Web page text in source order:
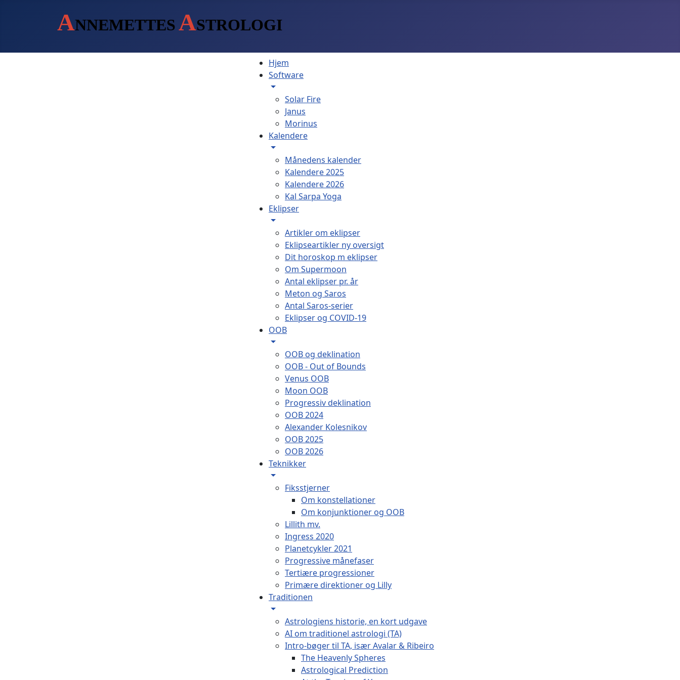
ANNEMETTESASTROLOGI
Hjem
Software
Solar Fire
Janus
Morinus
Kalendere
Månedens kalender
Kalendere 2025
Kalendere 2026
Kal Sarpa Yoga
Eklipser
Artikler om eklipser
Eklipseartikler ny oversigt
Dit horoskop m eklipser
Om Supermoon
Antal eklipser pr. år
Meton og Saros
Antal Saros-serier
Eklipser og COVID-19
OOB
OOB og deklination
OOB - Out of Bounds
Venus OOB
Moon OOB
Progressiv deklination
OOB 2024
Alexander Kolesnikov
OOB 2025
OOB 2026
Teknikker
Fiksstjerner
Om konstellationer
Om konjunktioner og OOB
Lillith mv.
Ingress 2020
Planetcykler 2021
Progressive månefaser
Tertiære progressioner
Primære direktioner og Lilly
Traditionen
Astrologiens historie, en kort udgave
AI om traditionel astrologi (TA)
Intro-bøger til TA, især Avalar & Ribeiro
The Heavenly Spheres
Astrological Prediction